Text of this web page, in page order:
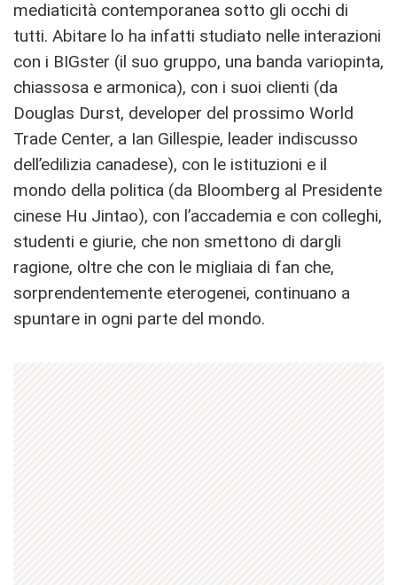
mediaticità contemporanea sotto gli occhi di
tutti. Abitare lo ha infatti studiato nelle interazioni
con i BIGster (il suo gruppo, una banda variopinta,
chiassosa e armonica), con i suoi clienti (da
Douglas Durst, developer del prossimo World
Trade Center, a Ian Gillespie, leader indiscusso
dell’edilizia canadese), con le istituzioni e il
mondo della politica (da Bloomberg al Presidente
cinese Hu Jintao), con l’accademia e con colleghi,
studenti e giurie, che non smettono di dargli
ragione, oltre che con le migliaia di fan che,
sorprendentemente eterogenei, continuano a
spuntare in ogni parte del mondo.